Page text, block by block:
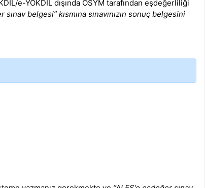
e-YÖKDİL dışında ÖSYM tarafından eşdeğerliliği
sınav belgesi” kısmına sınavınızın sonuç belgesini